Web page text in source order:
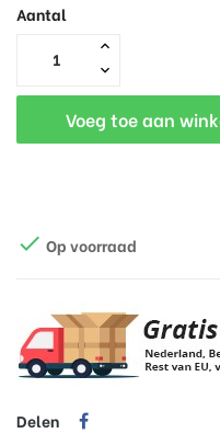
Aantal
Voeg toe aan
 Op voorraad
Delen